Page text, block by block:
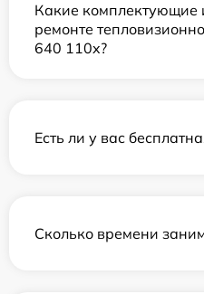
Какие комплектующие
ремонте
640 110x?
Есть ли у вас
Сколько времени